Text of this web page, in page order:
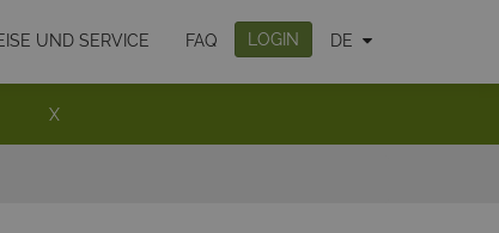
UND SERVICE FAQ LOGIN DE
X